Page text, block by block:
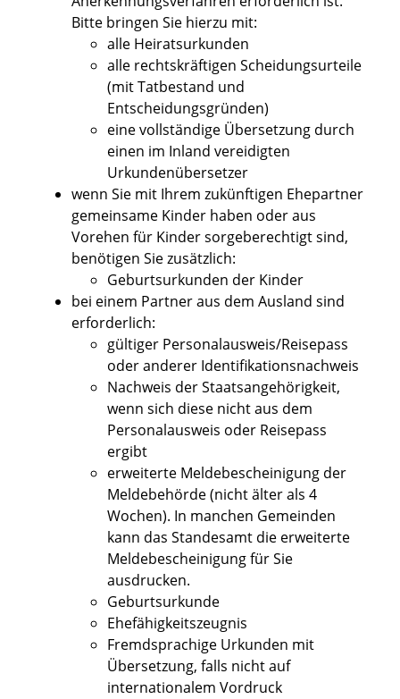
Bitte bringen Sie hierzu mit:
alle Heiratsurkunden
alle rechtskräftigen Scheidungsurteile
(mit Tatbestand und
Entscheidungsgründen)
eine vollständige Übersetzung durch
einen im Inland vereidigten
Urkundenübersetzer
wenn Sie mit Ihrem zukünftigen Ehepartner
gemeinsame Kinder haben oder aus
Vorehen für Kinder sorgeberechtigt sind,
benötigen Sie zusätzlich:
​​​​​​​Geburtsurkunden der Kinder
bei einem Partner aus dem Ausland sind
erforderlich:
​​​​​​gültiger Personalausweis/Reisepass
oder anderer Identifikationsnachweis
​​​​​​​Nachweis der Staatsangehörigkeit,
wenn sich diese nicht aus dem
Personalausweis oder Reisepass
ergibt
erweiterte Meldebescheinigung der
Meldebehörde (nicht älter als 4
Wochen). In manchen Gemeinden
kann das Standesamt die erweiterte
Meldebescheinigung für Sie
ausdrucken.
Geburtsurkunde
Ehefähigkeitszeugnis
Fremdsprachige Urkunden mit
Übersetzung, falls nicht auf
internationalem Vordruck